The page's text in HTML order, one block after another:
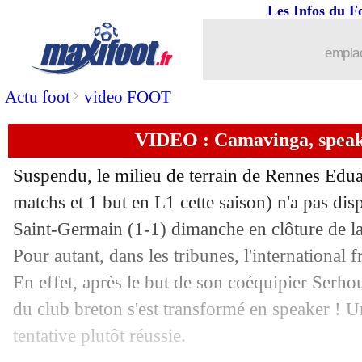
Actu foot> video FOOT
Les Infos du
VIDEO : Camavinga,
Suspendu, le milieu de terrain de Rennes
matchs et 1 but en L1 cette saison) n'a pas
Saint-Germain (1-1) dimanche en clôture de
Pour autant, dans les tribunes, l'international
En effet, après le but de son coéquipier
du club breton s'est transformé en speaker !
tentative plutôt réussie.
Arsenal : Arteta s'enflamme pour
10/05 Man Utd: Cavani a prolongé !
10/05 Rennes: l'AEK Athènes veut Da Silva
10/05 PSG : Carrière voit un problème
10/05 EdF: l'extincteur, les mots de
10/05 Japon: la retraite pour Iniesta ?
10/05 Lille: Soumaré vers Leicester,